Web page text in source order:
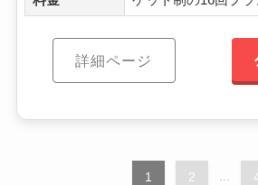
詳細ページ
1 2